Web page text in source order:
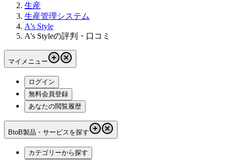
生産
生産管理システム
A's Style
A's Styleの評判・口コミ
マイメニュー
ログイン
無料会員登録
あなたの閲覧履歴
BtoB製品・サービスを探す
カテゴリーから探す